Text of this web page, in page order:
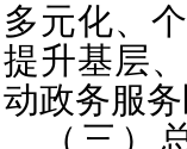
多元化、
提升基层
动政务服
（三）